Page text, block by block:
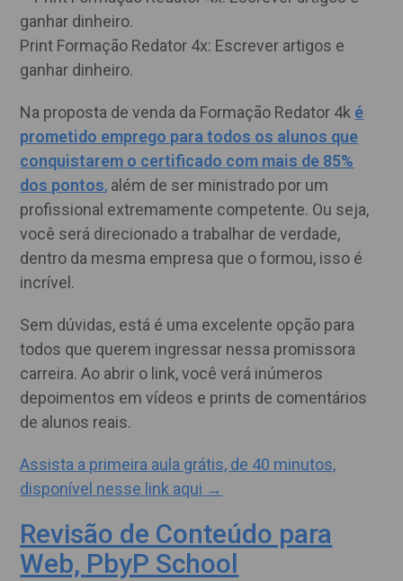
Print Formação Redator 4x: Escrever artigos e
ganhar dinheiro.
Na proposta de venda da Formação Redator 4k é
prometido emprego para todos os alunos que
conquistarem o certificado com mais de 85%
dos pontos, além de ser ministrado por um
profissional extremamente competente. Ou seja,
você será direcionado a trabalhar de verdade,
dentro da mesma empresa que o formou, isso é
incrível.
Sem dúvidas, está é uma excelente opção para
todos que querem ingressar nessa promissora
carreira. Ao abrir o link, você verá inúmeros
depoimentos em vídeos e prints de comentários
de alunos reais.
Assista a primeira aula grátis, de 40 minutos,
disponível nesse link aqui →
Revisão de Conteúdo para
Web, PbyP School